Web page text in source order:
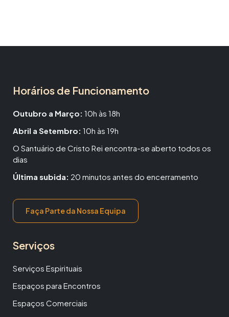
Horários de Funcionamento
Outubro a Março: 10h às 18h
Abril a Setembro: 10h às 19h
O Santuário de Cristo Rei encontra-se aberto todos os
dias
Última subida: 20 minutos antes do encerramento
Faça Parte da Nossa Equipa
Serviços
Serviços Espirituais
Espaços para Encontros
Espaços Comerciais